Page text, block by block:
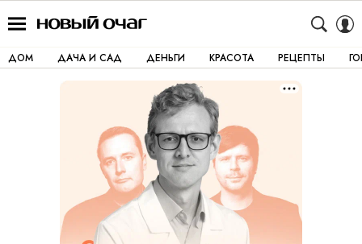
ДОМ ДАЧА И САД ДЕНЬГИ КРАСОТА РЕЦЕПТЫ